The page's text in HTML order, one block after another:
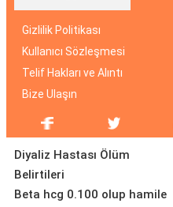
Gizlilik Politikası
Kullanıcı Sözleşmesi
Telif Hakları ve Alıntı
Bize Ulaşın
Diyaliz Hastası Ölüm
Belirtileri
Beta hcg 0.100 olup hamile